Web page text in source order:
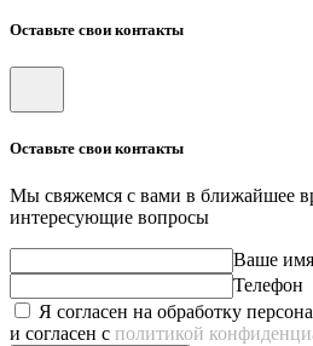
Оставьте свои контакты
Оставьте свои контакты
Мы свяжемся с вами в ближайшее
интересующие вопросы
Ваше имя
Телефон
Я согласен на обработку
и согласен с политикой